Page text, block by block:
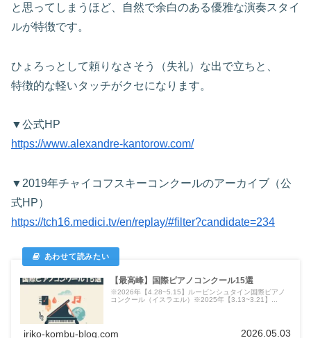
と思ってしまうほど、自然で余白のある優雅な演奏スタイ
ルが特徴です。
ひょろっとして頼りなさそう（失礼）な出で立ちと、
特徴的な軽いタッチがクセになります。
▼公式HP
https://www.alexandre-kantorow.com/
▼2019年チャイコフスキーコンクールのアーカイブ（公
式HP）
https://tch16.medici.tv/en/replay/#filter?candidate=234
【最高峰】国際ピアノコンクール15選
※2026年【4.28~5.15】ルービンシュタイン国際ピアノ
コンクール（イスラエル）※2025年【3.13~3.21】...
iriko-kombu-blog.com 2026.05.03